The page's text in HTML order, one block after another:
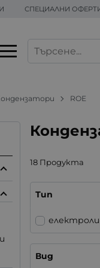
СПЕЦИАЛНИ
ROE
18 Продукта
Тип
Вид